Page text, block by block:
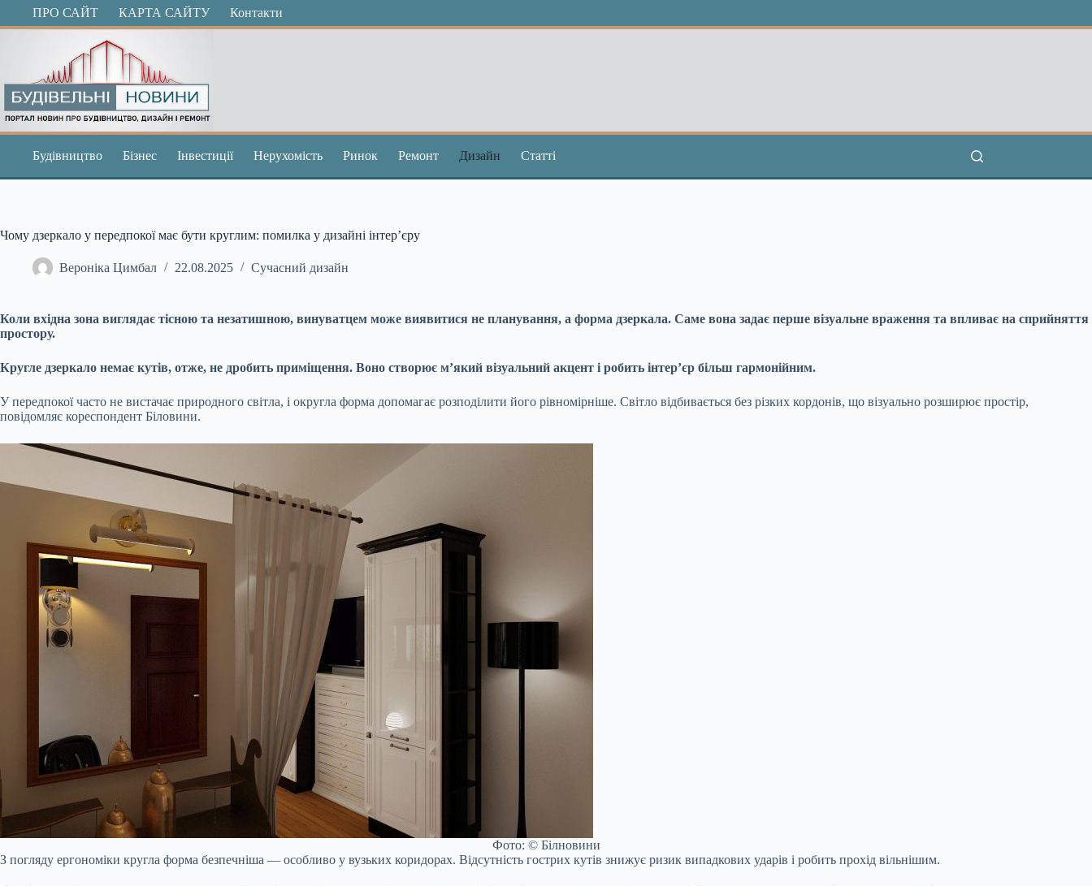
ПерейтиПРО САЙТ КАРТА САЙТУ Контакти
Будівництво Бізнес Інвестиції Нерухомість Ринок Ремонт Дизайн Статті
Чому дзеркало у передпокої має бути круглим: помилка у дизайні інтер’єру
Вероніка Цимбал 22.08.2025 Сучасний дизайн
Коли вхідна зона виглядає тісною та незатишною, винуватцем може виявитися не планування, а форма дзеркала. Саме вона задає перше візуальне враження та впливає на сприйняття
простору.
Кругле дзеркало немає кутів, отже, не дробить приміщення. Воно створює м’який візуальний акцент і робить інтер’єр більш гармонійним.
У передпокої часто не вистачає природного світла, і округла форма допомагає розподілити його рівномірніше. Світло відбивається без різких кордонів, що візуально розширює простір,
повідомляє кореспондент Біловини.
Фото: © Білновини
З погляду ергономіки кругла форма безпечніша — особливо у вузьких коридорах. Відсутність гострих кутів знижує ризик випадкових ударів і робить прохід вільнішим.